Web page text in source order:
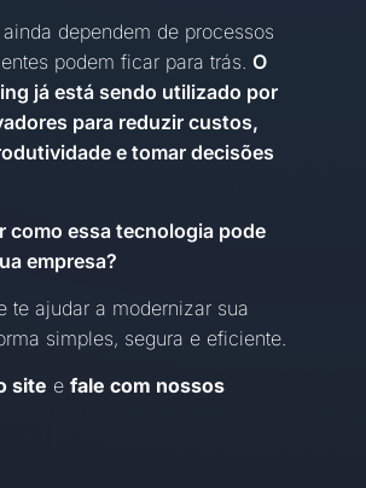
dependem de processos
podem ficar para trás.O
já está sendo utilizado por
para reduzir custos,
e tomar decisões
como essa tecnologia pode
empresa?
te ajudar a modernizar sua
simples, segura e eficiente.
site efale com nossos